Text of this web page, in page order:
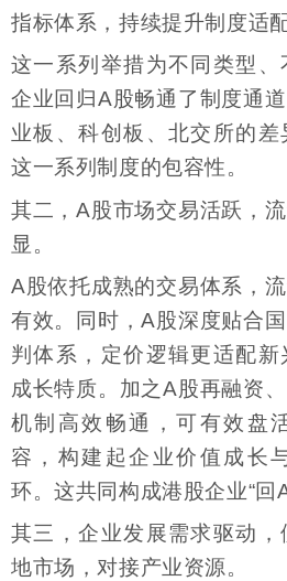
指标体系，持续提升制度适配
这一系列举措为不同类型、
企业回归A股畅通了制度通
业板、科创板、北交所的差
这一系列制度的包容性。
其二，A股市场交易活跃，
显。
A股依托成熟的交易体系，
有效。同时，A股深度贴合
判体系，定价逻辑更适配
成长特质。加之A股再融资
机制高效畅通，可有效盘
容，构建起企业价值成长
环。这共同构成港股企业“回
其三，企业发展需求驱动，
地市场，对接产业资源。